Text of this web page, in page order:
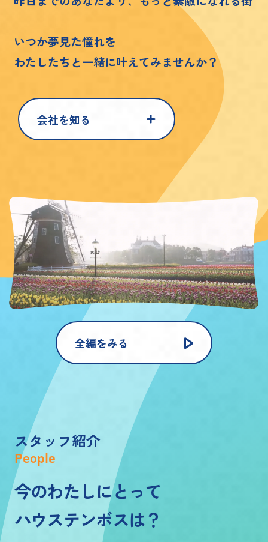
いつか夢見た憧れを
わたしたちと一緒に叶えてみませんか？
会社を知る
全編をみる
スタ ッ フ紹介
People
今のわたしにとって
ハウステンボスは？